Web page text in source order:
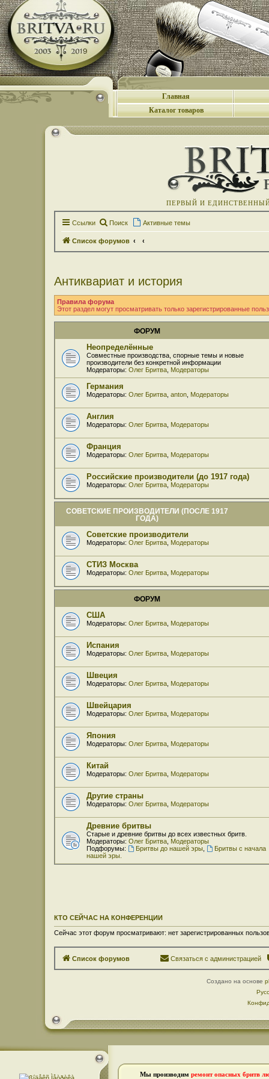
Главная
Каталог товаров
ПЕРВЫЙ И
Ссылки Поиск Активные темы
Список форумов
Антиквариат и история
Правила форума
Этот раздел могут просматривать только зарегистрированные
ФОРУМ
Неопределённые
Совместные производства, спорные темы и новые
производители без конкретной информации
Модераторы: Олег Бритва Модераторы
Германия
Модераторы: Олег Бритва anton Модераторы
Англия
Модераторы: Олег Бритва Модераторы
Франция
Модераторы: Олег Бритва Модераторы
Российские производители (до 1917 года)
Модераторы: Олег Бритва Модераторы
СОВЕТСКИЕ ПРОИЗВОДИТЕЛИ (ПОСЛЕ 1917
ГОДА)
Советские производители
Модераторы: Олег Бритва Модераторы
СТИЗ Москва
Модераторы: Олег Бритва Модераторы
ФОРУМ
США
Модераторы: Олег Бритва Модераторы
Испания
Модераторы: Олег Бритва Модераторы
Швеция
Модераторы: Олег Бритва Модераторы
Швейцария
Модераторы: Олег Бритва Модераторы
Япония
Модераторы: Олег Бритва Модераторы
Китай
Модераторы: Олег Бритва Модераторы
Другие страны
Модераторы: Олег Бритва Модераторы
Древние бритвы
Старые и древние бритвы до всех известных бритв.
Модераторы: Олег Бритва Модераторы
Подфорумы:
Бритвы до нашей эры,
Бритвы с начала
нашей эры.
КТО СЕЙЧАС НА КОНФЕРЕНЦИИ
Сейчас этот форум просматривают: нет зарегистрированных
Список форумов Связаться с администрацией
Создано на основе
Мы производим ремонт опасных бритв